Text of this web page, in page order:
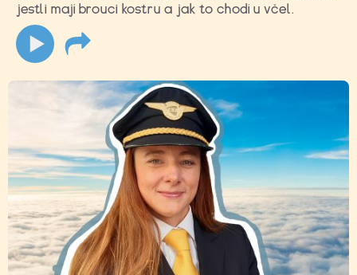
jestli mají brouci kostru a jak to chodí u včel.